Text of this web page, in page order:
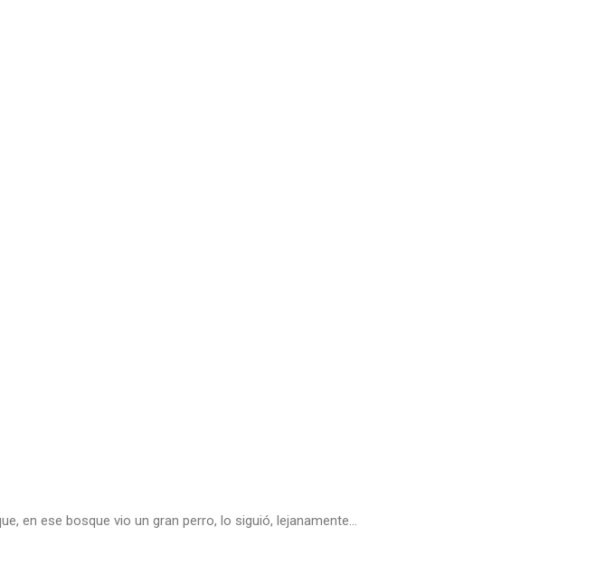
en ese bosque vio un gran perro, lo siguió, lejanamente…